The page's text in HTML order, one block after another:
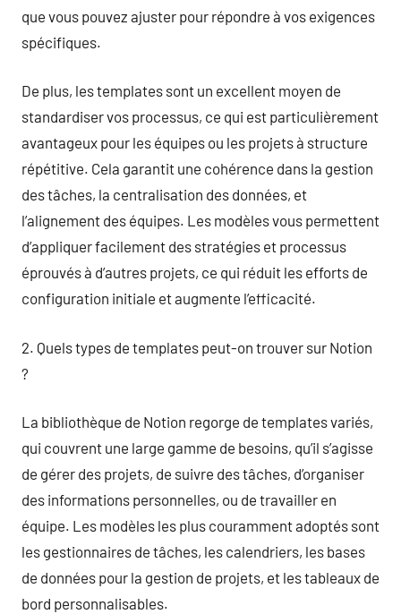
que vous pouvez ajuster pour répondre à vos exigences
spécifiques.
De plus, les templates sont un excellent moyen de
standardiser vos processus, ce qui est particulièrement
avantageux pour les équipes ou les projets à structure
répétitive. Cela garantit une cohérence dans la gestion
des tâches, la centralisation des données, et
l’alignement des équipes. Les modèles vous permettent
d’appliquer facilement des stratégies et processus
éprouvés à d’autres projets, ce qui réduit les efforts de
configuration initiale et augmente l’efficacité.
2. Quels types de templates peut-on trouver sur Notion
?
La bibliothèque de Notion regorge de templates variés,
qui couvrent une large gamme de besoins, qu’il s’agisse
de gérer des projets, de suivre des tâches, d’organiser
des informations personnelles, ou de travailler en
équipe. Les modèles les plus couramment adoptés sont
les gestionnaires de tâches, les calendriers, les bases
de données pour la gestion de projets, et les tableaux de
bord personnalisables.